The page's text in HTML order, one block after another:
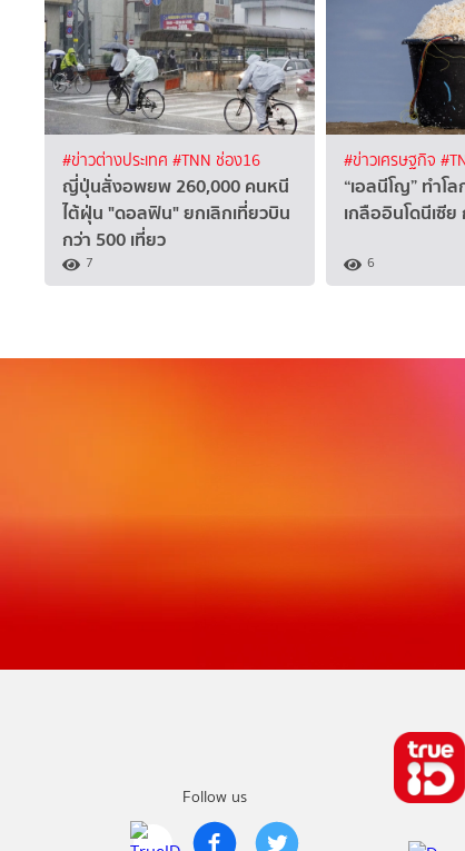
#ข่าวต่างประเทศ #TNN ช่อง16
ญี่ปุ่นสั่งอพยพ 260,000 คนหนี
ไต้ฝุ่น "ดอลฟิน" ยกเลิกเที่ยวบิน
กว่า 500 เที่ยว
7
#ข่าวเศรษฐกิจ
“เอลนีโญ” ทำโ
เกลืออินโดนีเซี
6
Follow us